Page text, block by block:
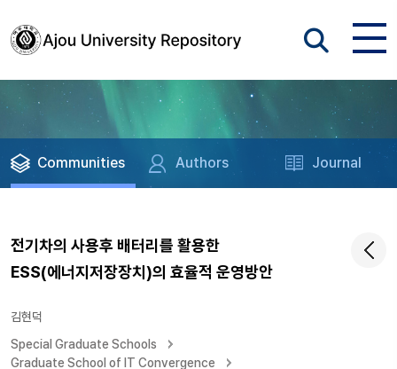
Communities Authors Journal
전기차의 사용후 배터리를 활용한
ESS(에너지저장장치)의 효율적 운영방안
김현덕
Special Graduate Schools
Graduate School of IT Convergence